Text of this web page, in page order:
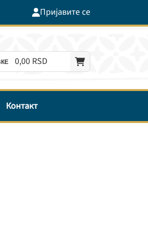
Пријавите се
0,00 RSD
Контакт